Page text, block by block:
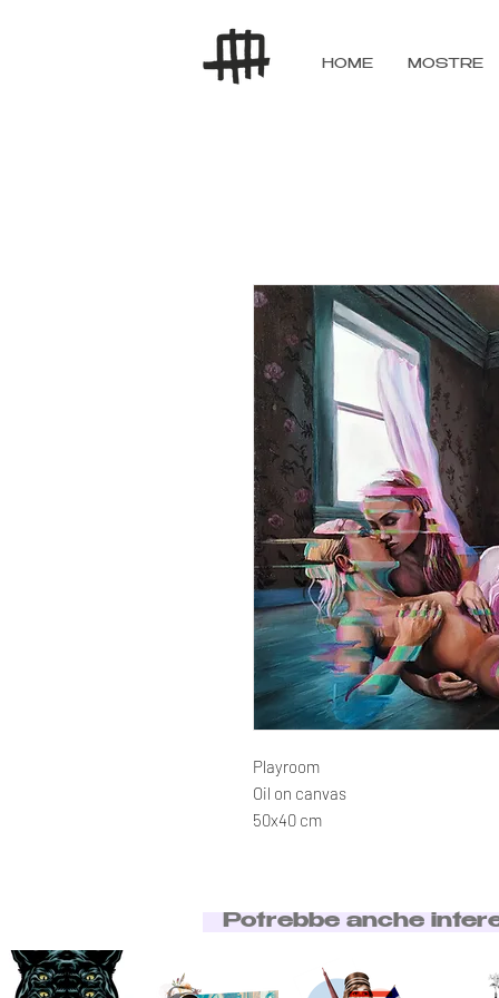
HOME MOSTRE
Playroom
Oil on canvas
50x40 cm
Potrebbe anche